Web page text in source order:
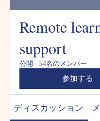
Remote
support
公開 · 54名のメンバー
参加する
ディスカッション